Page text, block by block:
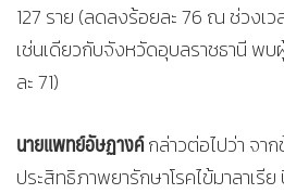
127 ราย (ลดลงร้อยละ 76 ณ ช่วงเ
เช่นเดียวกับจังหวัดอุบลราชธานี พ
ละ 71)
นายแพทย์อัษฏางค์กล่าวต่อไปว่า จาก
ประสิทธิภาพยารักษาโรคไข้มาลาเรี